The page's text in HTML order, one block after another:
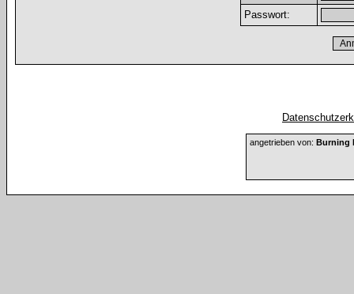
Passwort:
angetrieben von: Burning